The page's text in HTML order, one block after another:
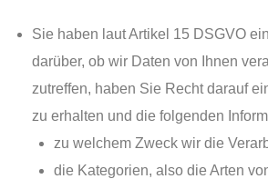
Sie haben laut Artikel 15 DSGVO
darüber, ob wir Daten von Ihnen
zutreffen, haben Sie Recht darauf
zu erhalten und die folgenden
zu welchem Zweck wir die
die Kategorien, also die Arten